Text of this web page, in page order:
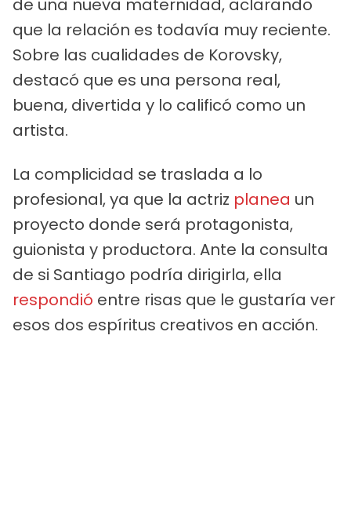
de una nueva maternidad, aclarando
que la relación es todavía muy reciente.
Sobre las cualidades de Korovsky,
destacó que es una persona real,
buena, divertida y lo calificó como un
artista.
La complicidad se traslada a lo
profesional, ya que la actriz planea un
proyecto donde será protagonista,
guionista y productora. Ante la consulta
de si Santiago podría dirigirla, ella
respondió entre risas que le gustaría ver
esos dos espíritus creativos en acción.